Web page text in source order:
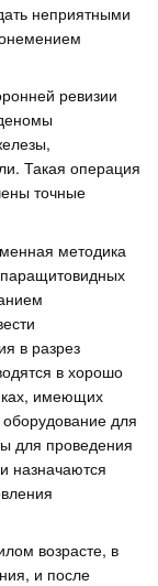
неприятными
ревизии
Такая операция
точные
методика
в разрез
в хорошо
имеющих
для
для проведения
назначаются
возрасте, в
и после